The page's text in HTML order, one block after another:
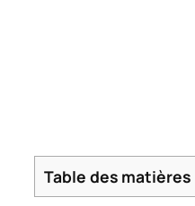
Table des matières